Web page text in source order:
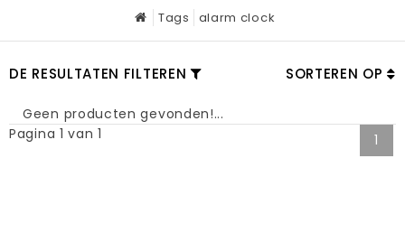
Tags alarm clock
DE RESULTATEN FILTEREN SORTEREN OP
Geen producten gevonden!...
Pagina 1 van 1
1